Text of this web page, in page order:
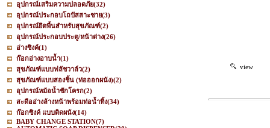
อุปกรณ์เสริมความปลอดภัย(32)
อุปกรณ์ประกอบโถปัสสาะชาย(3)
อุปกรณ์ยึดพื้นสำหรับสุขภัณฑ์(2)
อุปกรณ์ประกอบประตู/หน้าต่าง(26)
อ่างซิงค์(1)
ก๊อกอ่างอาบน้ำ(1)
สุขภัณฑ์แบบฟลัชวาล์ว(2)
สุขภัณฑ์แบบสองชิ้น (ท่อออกผนัง)(2)
อุปกรณ์หม้อน้ำชักโครก(2)
สะดืออ่างล้างหน้าพร้อมท่อน้ำทิ้ง(34)
ก๊อกซิงค์ แบบติดผนัง(14)
BABY CHANGE STATION(7)
view